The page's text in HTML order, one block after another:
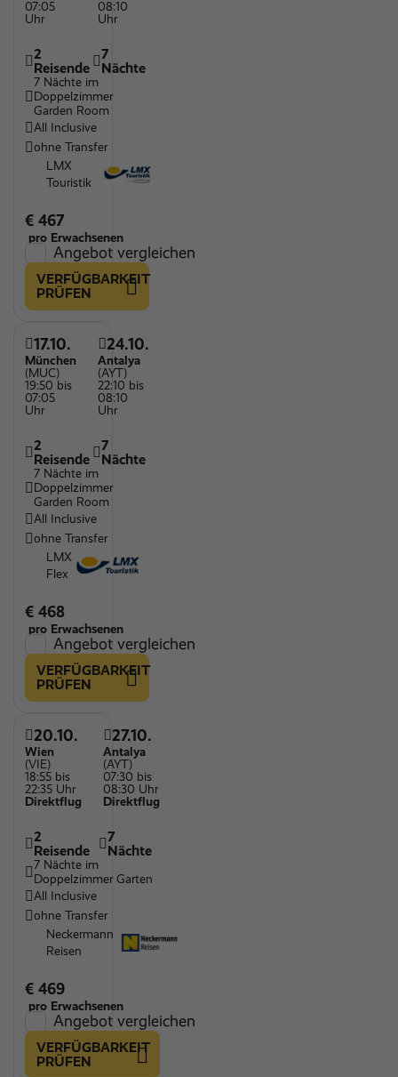
07:05
Uhr
08:10
Uhr
2
Reisende
7
Nächte
7 Nächte im
Doppelzimmer
Garden Room
All Inclusive
ohne Transfer
LMX
Touristik
€ 467
pro Erwachsenen
Angebot vergleichen
VERFÜGBARKEIT
PRÜFEN
17.10.
München
(MUC)
19:50 bis
07:05
Uhr
24.10.
Antalya
(AYT)
22:10 bis
08:10
Uhr
2
Reisende
7
Nächte
7 Nächte im
Doppelzimmer
Garden Room
All Inclusive
ohne Transfer
LMX
Flex
€ 468
pro Erwachsenen
Angebot vergleichen
VERFÜGBARKEIT
PRÜFEN
20.10.
Wien
(VIE)
18:55 bis
22:35 Uhr
Direktflug
27.10.
Antalya
(AYT)
07:30 bis
08:30 Uhr
Direktflug
2
Reisende
7
Nächte
7 Nächte im
Doppelzimmer Garten
All Inclusive
ohne Transfer
Neckermann
Reisen
€ 469
pro Erwachsenen
Angebot vergleichen
VERFÜGBARKEIT
PRÜFEN